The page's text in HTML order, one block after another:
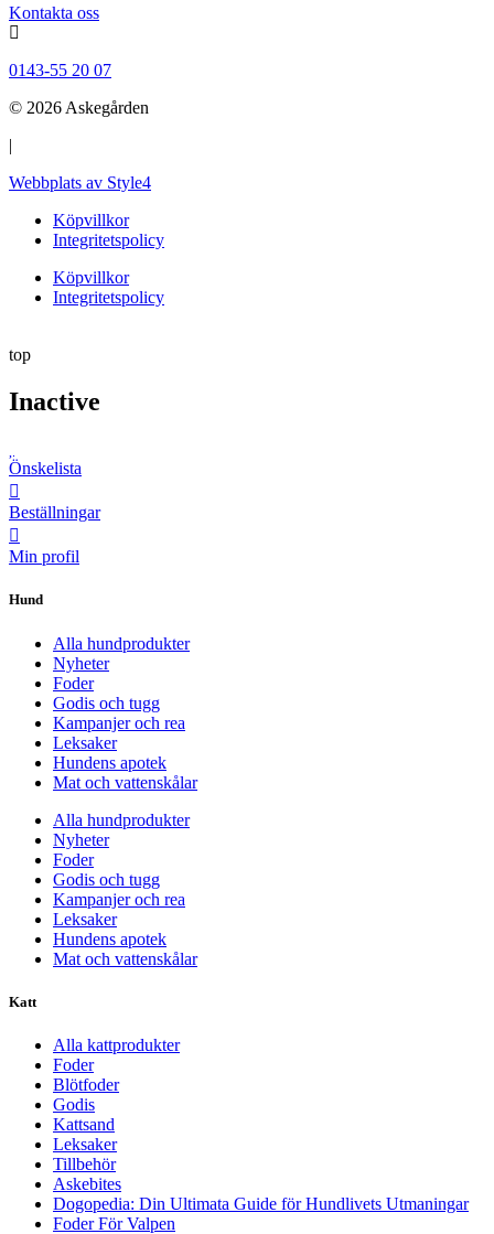
Kontakta oss
0143-55 20 07
© 2026 Askegården
|
Webbplats av Style4
Köpvillkor
Integritetspolicy
Köpvillkor
Integritetspolicy
top
Inactive
Önskelista
Beställningar
Min profil
Hund
Alla hundprodukter
Nyheter
Foder
Godis och tugg
Kampanjer och rea
Leksaker
Hundens apotek
Mat och vattenskålar
Alla hundprodukter
Nyheter
Foder
Godis och tugg
Kampanjer och rea
Leksaker
Hundens apotek
Mat och vattenskålar
Katt
Alla kattprodukter
Foder
Blötfoder
Godis
Kattsand
Leksaker
Tillbehör
Askebites
Dogopedia: Din Ultimata Guide för Hundlivets Utmaningar
Foder För Valpen